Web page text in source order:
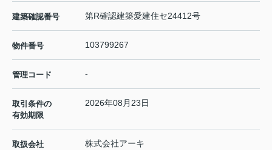
建築確認番号 第R確認建築愛建住セ24412号
物件番号 103799267
管理コード -
取引条件の
有効期限
2026年08月23日
取扱会社
株式会社アーキ